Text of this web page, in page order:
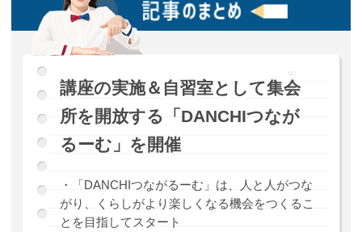
講座の実施＆自習室として集会
所を開放する「DANCHIつなが
るーむ」を開催
・「DANCHIつながるーむ」は、人と人がつな
がり、くらしがより楽しくなる機会をつくるこ
とを目指してスタート